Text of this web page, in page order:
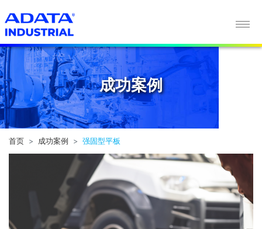
成功案例
成功案例
首页 成功案例 强固型平板